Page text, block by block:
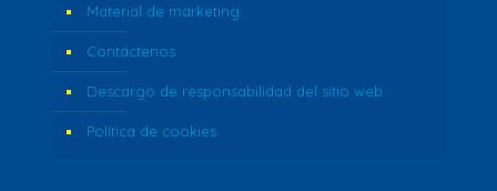
Material de marketing
Contáctenos
Descargo de responsabilidad del sitio web
Política de cookies